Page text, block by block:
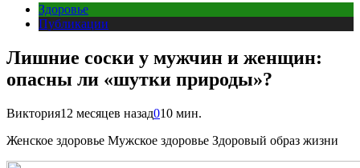
Здоровье
Публикации
Лишние соски у мужчин и женщин:
опасны ли «шутки природы»?
Виктория12 месяцев назад010 мин.
Женское здоровье Мужское здоровье Здоровый образ жизни